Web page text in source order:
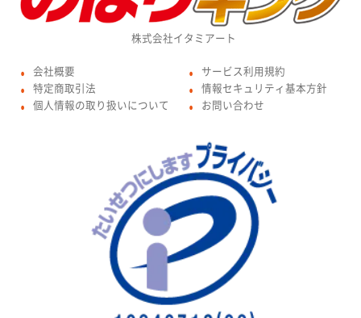
株式会社イタミアート
● 会社概要
● 特定商取引法
● 個人情報の取り扱いについて
● サービス利用規約
● 情報セキュリティ基本方針
● お問い合わせ